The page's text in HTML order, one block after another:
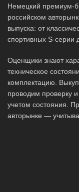
Немецкий премиум-
российском
выпуска: от
спортивных S-серии
Оценщики знают
техническое
комплектацию.
проводим проверку
учетом состояния.
авторынке —